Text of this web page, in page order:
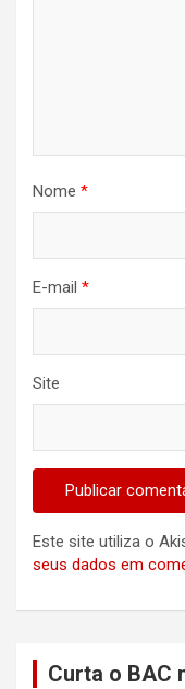
Nome *
E-mail *
Site
Este site utiliza o
seus dados em
Curta o BAC